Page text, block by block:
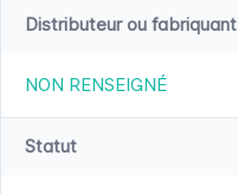
Distributeur ou fabriquant
NON RENSEIGNÉ
Statut